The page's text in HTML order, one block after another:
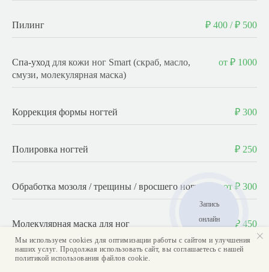
Пилинг ₽ 400 / ₽ 500
Спа-уход для кожи ног Smart (скраб, масло,
смузи, молекулярная маска)
от ₽ 1000
Коррекция формы ногтей ₽ 300
Полировка ногтей ₽ 250
Обработка мозоля / трещины / вросшего ногтя от ₽ 300
Молекулярная маска для ног от ₽ 450
Мы используем cookies для оптимизации работы с сайтом и улучшения
наших услуг. Продолжая использовать сайт, вы соглашаетесь с нашей
политикой использования файлов cookie.
Запись
онлайн